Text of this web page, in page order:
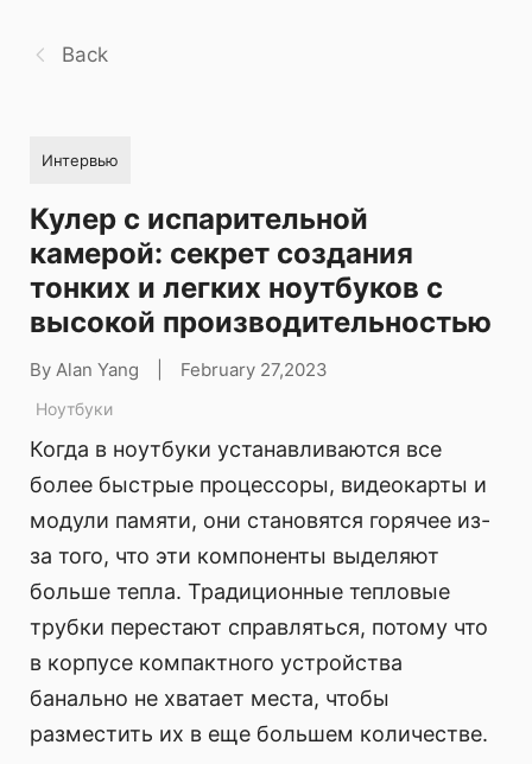
Back
Интервью
Кулер с испарительной
камерой: секрет создания
тонких и легких ноутбуков с
высокой производительностью
By Alan Yang February 27,2023
Ноутбуки
Когда в ноутбуки устанавливаются все
более быстрые процессоры, видеокарты и
модули памяти, они становятся горячее из-
за того, что эти компоненты выделяют
больше тепла. Традиционные тепловые
трубки перестают справляться, потому что
в корпусе компактного устройства
банально не хватает места, чтобы
разместить их в еще большем количестве.